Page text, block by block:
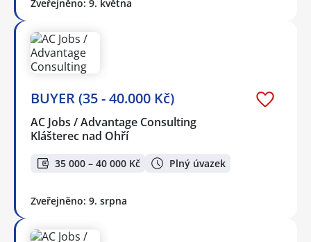
Zveřejněno: 9. května
BUYER (35 - 40.000 Kč)
AC Jobs / Advantage Consulting
Klášterec nad Ohří
35 000 – 40 000 Kč Plný úvazek
Zveřejněno: 9. srpna